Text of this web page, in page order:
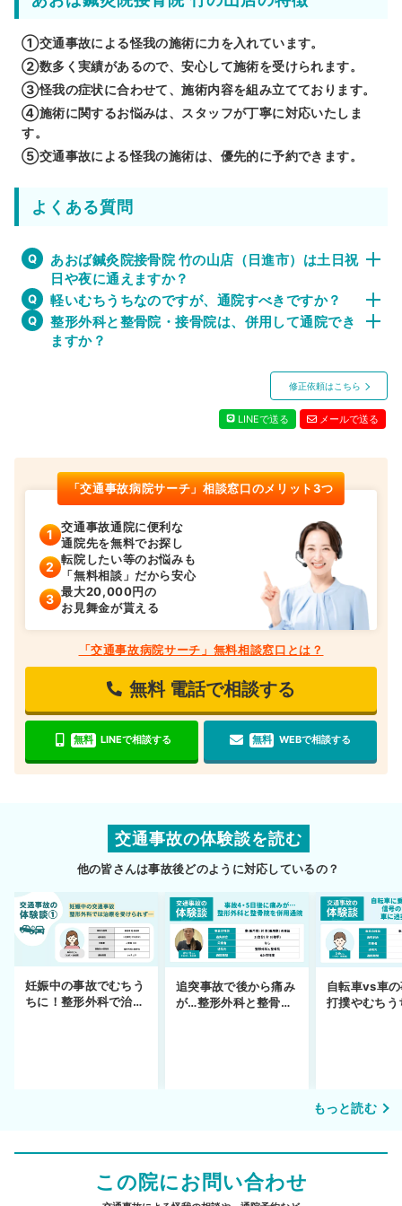
①交通事故による怪我の施術に力を入れています。
②数多く実績があるので、安心して施術を受けられます。
③怪我の症状に合わせて、施術内容を組み立てております。
④施術に関するお悩みは、スタッフが丁寧に対応いたしま
す。
⑤交通事故による怪我の施術は、優先的に予約できます。
よくある質問
あおば鍼灸院接骨院 竹の山店（日進市）は土日祝
日や夜に通えますか？
軽いむちうちなのですが、通院すべきですか？
整形外科と整骨院・接骨院は、併用して通院でき
ますか？
修正依頼はこちら
LINEで送る メールで送る
「交通事故病院サーチ」相談窓口のメリット3つ
交通事故通院に便利な
通院先を無料でお探し
転院したい等のお悩みも
「無料相談」だから安心
最大20,000円の
お見舞金が貰える
「交通事故病院サーチ」無料相談窓口とは？
無料 電話で相談する
無料 LINEで相談する 無料 WEBで相談する
交通事故の体験談を読む
他の皆さんは事故後どのように対応しているの？
妊娠中の事故でむちう
ちに！整形外科で治療
追突事故で後から痛み
が…整形外科と整骨院
自転車vs車
打撲やむちう
もっと読む
この院にお問い合わせ